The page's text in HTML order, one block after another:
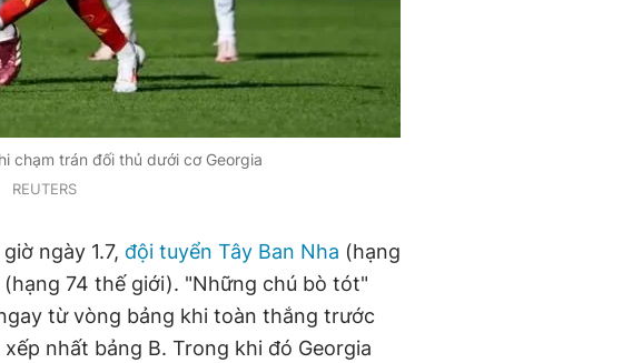
chạm trán đối thủ dưới cơ Georgia
REUTERS
ngày 1.7, đội tuyển Tây Ban Nha (hạng
74 thế giới). "Những chú bò tót"
từ vòng bảng khi toàn thắng trước
nhất bảng B. Trong khi đó Georgia